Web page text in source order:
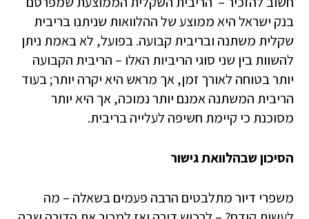
בנק ישראל היא ממוצע של ההלוואות שניתנו בריבית
שקלית משתנה ובריבית קבועה. בפועל, לא באמת ניתן
להשוות בין שני סוגי הריביות האלו – הריבית הקבועה
יותר בטוחה לאורך זמן, אך מראש היא יקרה יותר; בעוד
הריבית המשתנה אמנם יותר נמוכה, אך היא יותר
מסוכנת כי קיימת חשיפה לעלייה בריבית.
הסיכון שבהלוואת גישור
משפרי דיור מתלבטים הרבה פעמים בשאלה – מה